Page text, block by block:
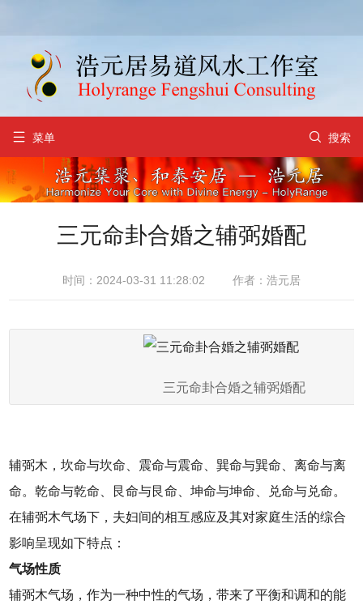
 菜单  搜索
三元命卦合婚之辅弼婚配
时间：2024-03-31 11:28:02 作者：浩元居
三元命卦合婚之辅弼婚配
辅弼木，坎命与坎命、震命与震命、巽命与巽命、离命与离
命。乾命与乾命、艮命与艮命、坤命与坤命、兑命与兑命。
在辅弼木气场下，夫妇间的相互感应及其对家庭生活的综合
影响呈现如下特点：
气场性质
辅弼木气场，作为一种中性的气场，带来了平衡和调和的能